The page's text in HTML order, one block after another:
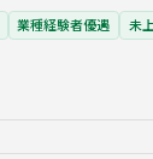
業種経験者優遇 未